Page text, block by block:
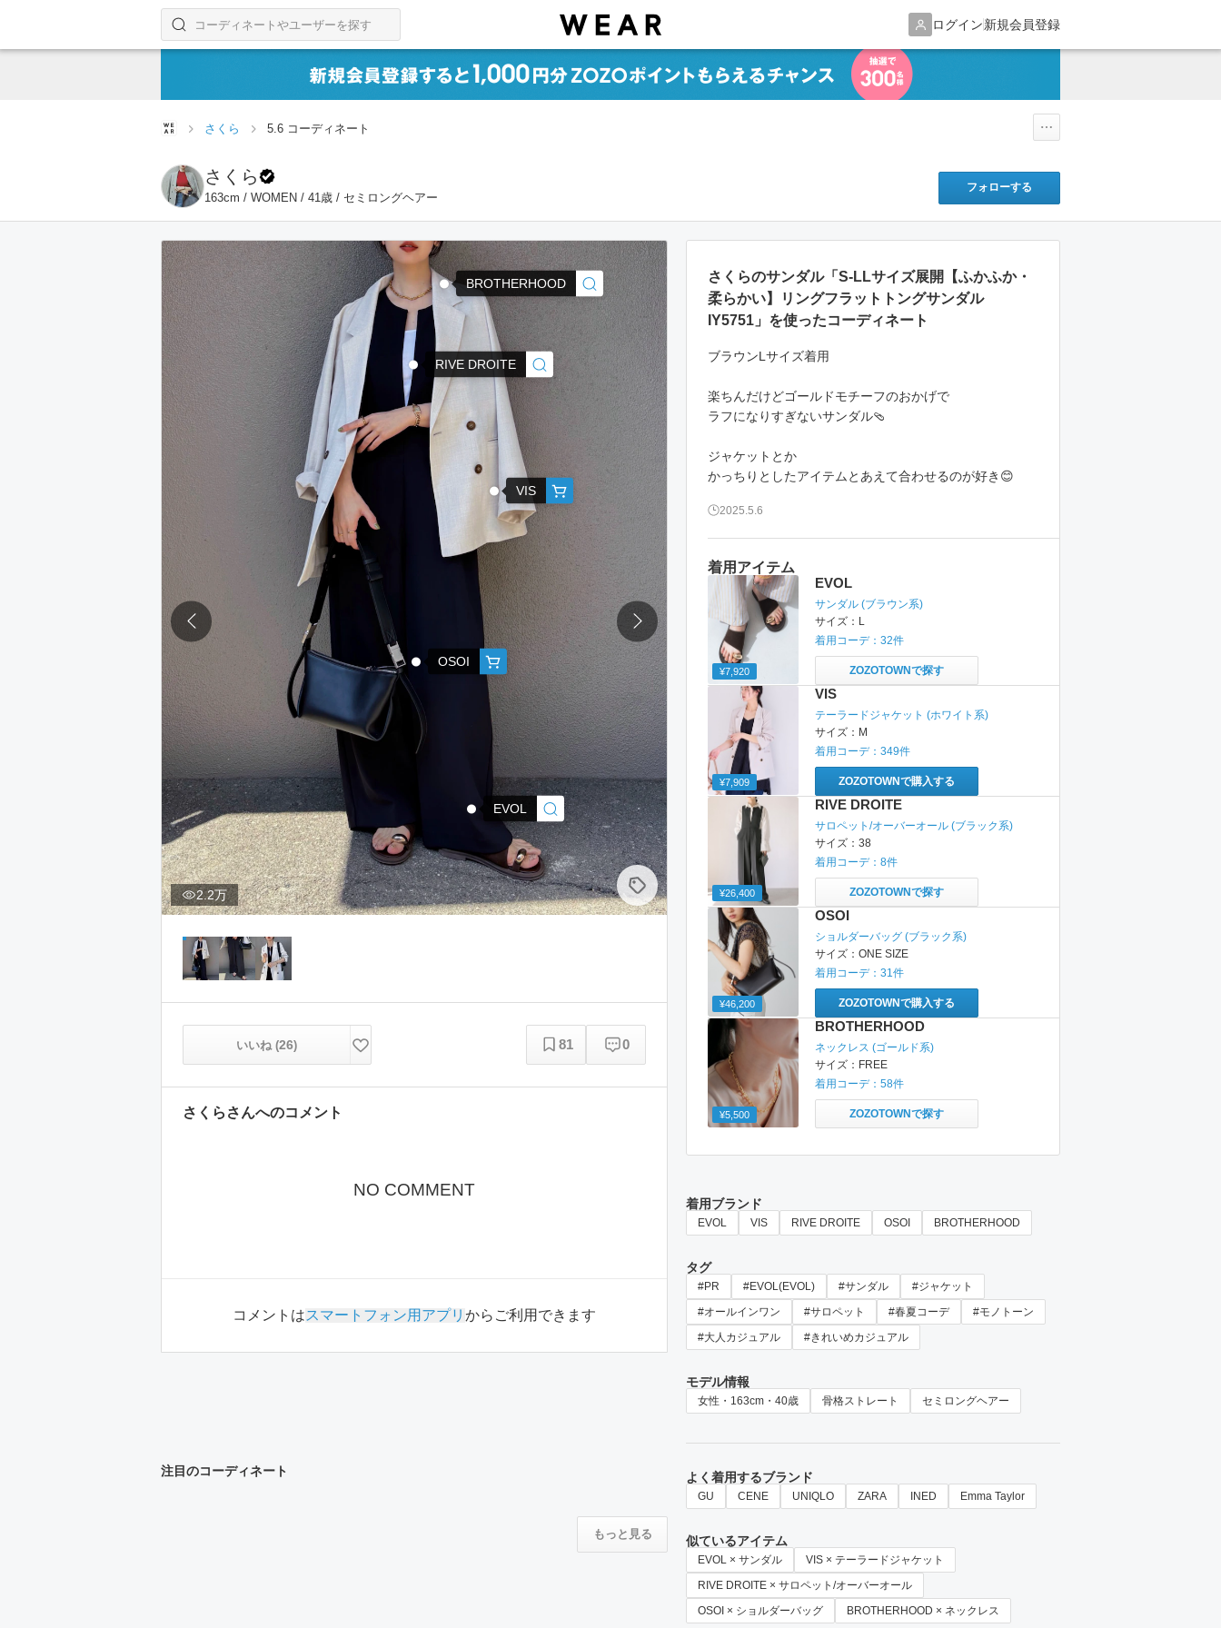
ログイン新規会員登録
コーディネートやユーザーを探す
検索する
さくら 5.6 コーディネート
さくら
163cm / WOMEN / 41歳 / セミロングヘアー
フォローする
EVOL
VIS
RIVE DROITE
OSOI
BROTHERHOOD
2.2万
いいね (26) 81 0
さくら さんへのコメント
NO COMMENT
コメントはスマートフォン用アプリ からご利用できます
着用アイテム
¥7,920
EVOL
サンダル (ブラウン系)
サイズ： L
着用コーデ： 32件
ZOZOTOWNで探す
¥7,909
VIS
テーラードジャケット (ホワイト系)
サイズ： M
着用コーデ： 349件
ZOZOTOWNで購入する
¥26,400
RIVE DROITE
サロペット/オーバーオール (ブラック系)
サイズ： 38
着用コーデ： 8件
ZOZOTOWNで探す
¥46,200
OSOI
ショルダーバッグ (ブラック系)
サイズ： ONE SIZE
着用コーデ： 31件
ZOZOTOWNで購入する
¥5,500
BROTHERHOOD
ネックレス (ゴールド系)
サイズ： FREE
着用コーデ： 58件
ZOZOTOWNで探す
さくらのサンダル「S-LLサイズ展開【ふかふか・
柔らかい】リングフラットトングサンダル
IY5751」を使ったコーディネート
ブラウンLサイズ着用
楽ちんだけどゴールドモチーフのおかげで
ラフになりすぎないサンダル🩴
ジャケットとか
かっちりとしたアイテムとあえて合わせるのが好き😊
2025.5.6
着用ブランド
EVOL VIS RIVE DROITE OSOI BROTHERHOOD
タグ
#PR #EVOL(EVOL) #サンダル
#ジャケット
#オールインワン
#サロペット #春夏コーデ
#モノトーン
#大人カジュアル
#きれいめカジュアル
モデル情報
女性・163cm・40歳 骨格ストレート セミロングヘアー
よく着用するブランド
GU CENE UNIQLO ZARA INED Emma Taylor
似ているアイテム
EVOL × サンダル
VIS × テーラードジャケット
RIVE DROITE × サロペット/オーバーオール
OSOI × ショルダーバッグ
BROTHERHOOD × ネックレス
注目のコーディネート
もっと見る